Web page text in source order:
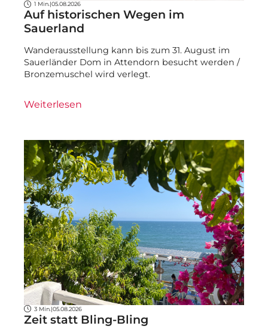
1 Min. |05.08.2026
Auf historischen Wegen im
Sauerland
Wanderausstellung kann bis zum 31. August im
Sauerländer Dom in Attendorn besucht werden /
Bronzemuschel wird verlegt.
Weiterlesen
3 Min. |05.08.2026
Zeit statt Bling-Bling